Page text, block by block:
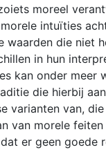
moreel
intuïties
waarden die niet
in hun
kan onder meer
die hierbij
varianten van,
van morele
er geen goede